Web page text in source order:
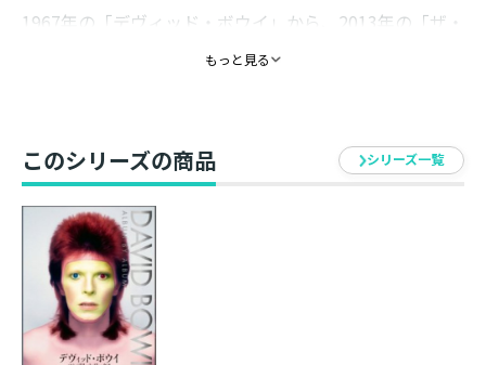
1967年の「デヴィッド・ボウイ」から、2013年の「ザ・
ネクスト・デイ」まで、ロック史に燦然と輝くアルバム
の製作秘話を徹底解説した一冊。本文はオールカラー。
の一冊。「2013年の音楽本の中で最高の出来！」（イン
ディペンデント紙）、等、世界中のメディアが絶賛して
いる今年話題の一冊、待望の邦訳！
もっと見る
このシリーズの商品 シリーズ一覧